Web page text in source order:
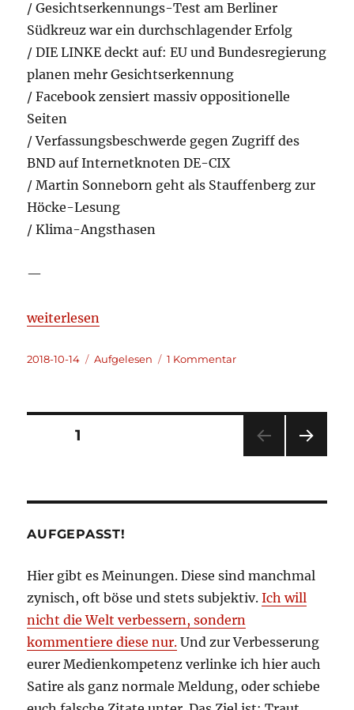
/ Gesichtserkennungs-Test am Berliner
Südkreuz war ein durchschlagender Erfolg
/ DIE LINKE deckt auf: EU und Bundesregierung
planen mehr Gesichtserkennung
/ Facebook zensiert massiv oppositionelle
Seiten
/ Verfassungsbeschwerde gegen Zugriff des
BND auf Internetknoten DE-CIX
/ Martin Sonneborn geht als Stauffenberg zur
Höcke-Lesung
/ Klima-Angsthasen
—
„Aufgelesen und kommentiert 2018-10-14“
weiterlesen
Veröffentlicht
2018-10-14 Kategorien
Aufgelesen 1 Kommentarzu
14
Seitennummerierung
Beiträge
SEITE1
E
AUFGEPASST!
Hier gibt es Meinungen. Diese sind manchmal
zynisch, oft böse und stets subjektiv.Ich will
nicht die Welt verbessern, sondern
kommentiere diese nur. Und zur Verbesserung
eurer Medienkompetenz verlinke ich hier auch
Satire als ganz normale Meldung, oder schiebe